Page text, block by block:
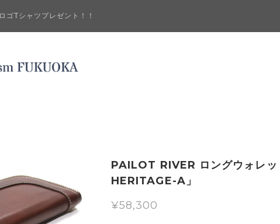
ゴTシャツプレゼント！！
PAILOT RIVER ロングウォレッ
HERITAGE-A」
¥58,300